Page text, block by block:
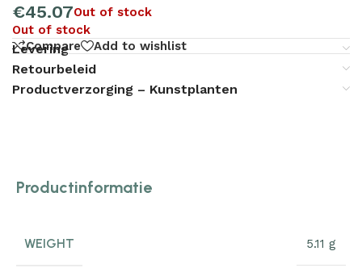
€45.07Out of stock
Out of stock
Compare
Add to wishlist
Levering
Retourbeleid
Productverzorging – Kunstplanten
Productinformatie
WEIGHT 5.11 g